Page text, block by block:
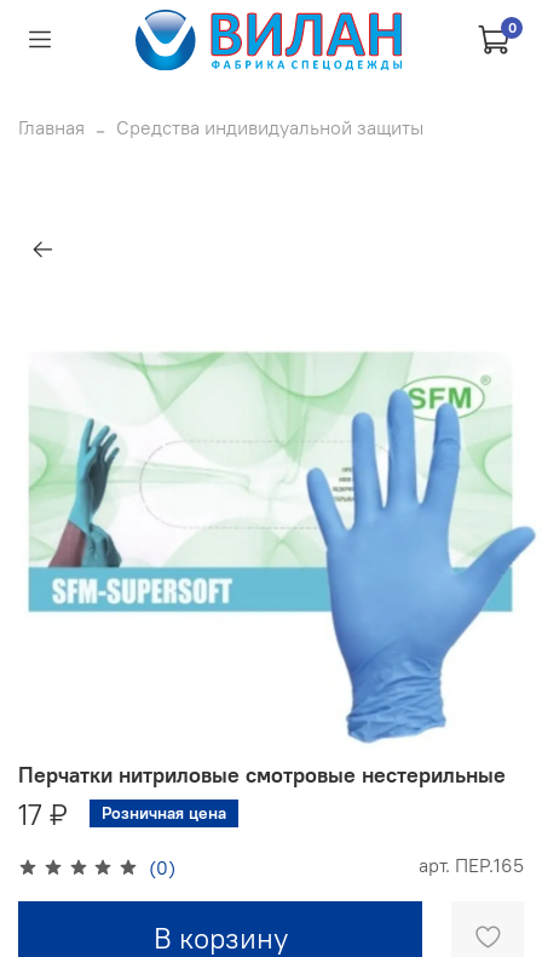
0
Главная Средства индивидуальной защиты
(0) арт. ПЕР.165
Перчатки нитриловые смотровые нестерильные
17 ₽ Розничная цена
В корзину